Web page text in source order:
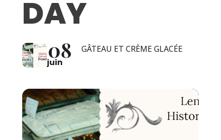
DAY
08
juin
GÂTEAU ET CRÈME GLACÉE